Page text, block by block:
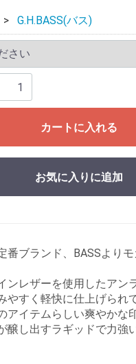
G.H.BASS(バス)
カートに入れる
お気に入りに追加
番ブランド、BASSより
ンレザーを使用したアン
やすく軽快に仕上げられ
アイテムらしい爽やかな
醸し出すラギッドで力強